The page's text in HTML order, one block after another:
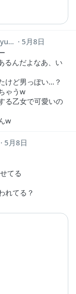
5月8日
るんだよなあ、い
けど男っぽい…？
ゃうw
る乙女で可愛いの
w
5月8日
てる
れてる？